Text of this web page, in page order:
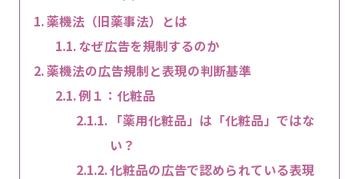
薬機法（旧薬事法）とは
なぜ広告を規制するのか
薬機法の広告規制と表現の判断基準
例１：化粧品
「薬用化粧品」は「化粧品」ではな
い？
化粧品の広告で認められている表現